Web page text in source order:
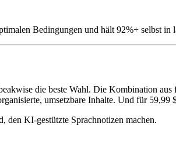
Bedingungen und hält 92%+ selbst
die beste Wahl. Die Kombination
umsetzbare Inhalte. Und für 59,99
den KI-gestützte Sprachnotizen machen.